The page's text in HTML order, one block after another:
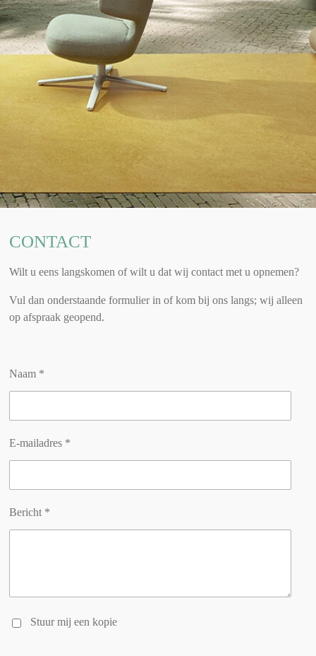
CONTACT
Wilt u eens langskomen of wilt u dat wij contact met u opnemen?
Vul dan onderstaande formulier in of kom bij ons langs; wij alleen
op afspraak geopend.
Naam *
E-mailadres *
Bericht *
Stuur mij een kopie